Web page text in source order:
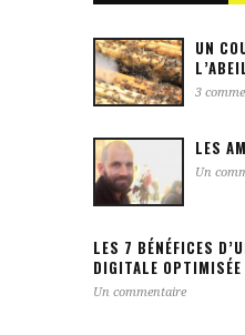
UN
3
LES
Un
LES 7 BÉNÉFICES
DIGITALE
Un commentaire